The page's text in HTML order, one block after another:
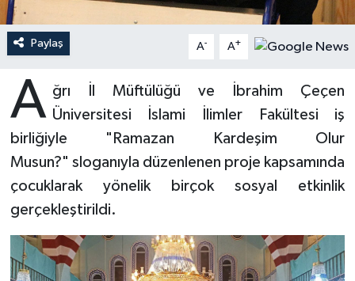
Paylaş A- A+
A ğrı İl Müftülüğü ve İbrahim Çeçen
Üniversitesi İslami İlimler Fakültesi iş
birliğiyle "Ramazan Kardeşim Olur
Musun?" sloganıyla düzenlenen proje kapsamında
çocuklarak yönelik birçok sosyal etkinlik
gerçekleştirildi.
Bartın Müftülüğü
Batman Müftülüğü
Bayburt Müftülüğü
Bilecik Müftülüğü
Bingöl Müftülüğü
Bitlis Müftülüğü
Peygamberimizin Hayatı
Ramazan
Sahabeler
Zekat
DİYANET RADYO/TV
DEPREM
Dünya
Eğitim
Kültür-Sanat
Aile
Sağlık